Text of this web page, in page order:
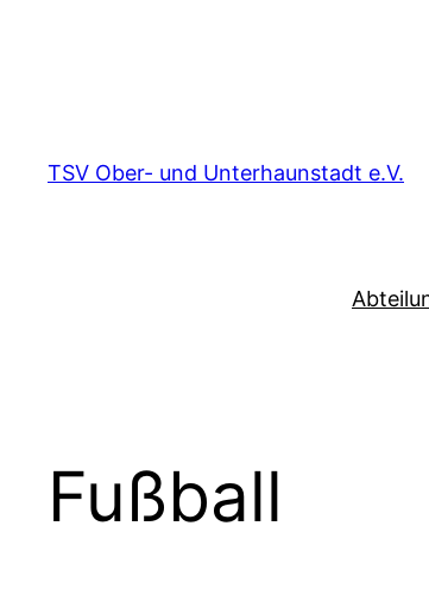
TSV Ober- und Unterhaunstadt e.V.
Fußball